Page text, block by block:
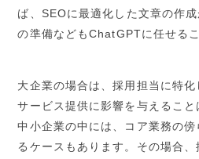
ば、SEOに最適化した文章の作
の準備などもChatGPTに任せる
大企業の場合は、採用担当に特化
サービス提供に影響を与えること
中小企業の中には、コア業務の
るケースもあります。その場合